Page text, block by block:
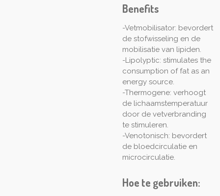
Benefits
-Vetmobilisator: bevordert
de stofwisseling en de
mobilisatie van lipiden.
-Lipolyptic: stimulates the
consumption of fat as an
energy source.
-Thermogene: verhoogt
de lichaamstemperatuur
door de vetverbranding
te stimuleren.
-Venotonisch: bevordert
de bloedcirculatie en
microcirculatie.
Hoe te gebruiken: